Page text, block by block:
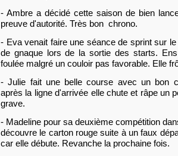
- Ambre a décidé cette saison de bien
preuve d'autorité. Très bon chrono.
- Eva venait faire une séance de sprint sur
de gnaque lors de la sortie des starts.
foulée malgré un couloir pas favorable. Elle
- Julie fait une belle course avec un bon
après la ligne d'arrivée elle chute et râpe un
grave.
- Madeline pour sa deuxième compétition
découvre le carton rouge suite à un faux
car elle débute. Revanche la prochaine fois.